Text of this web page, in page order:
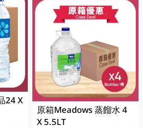
24 X
原箱Meadows 蒸餾水 4
X 5.5LT